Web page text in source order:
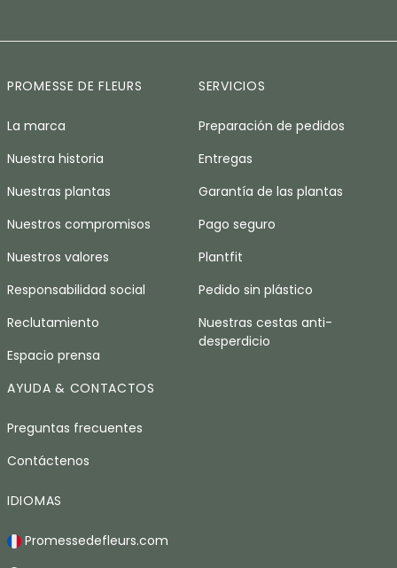
PROMESSE DE FLEURS
La marca
Nuestra historia
Nuestras plantas
Nuestros compromisos
Nuestros valores
Responsabilidad social
Reclutamiento
Espacio prensa
SERVICIOS
Preparación de pedidos
Entregas
Garantía de las plantas
Pago seguro
Plantfit
Pedido sin plástico
Nuestras cestas anti-
desperdicio
AYUDA & CONTACTOS
Preguntas frecuentes
Contáctenos
IDIOMAS
Promessedefleurs.com